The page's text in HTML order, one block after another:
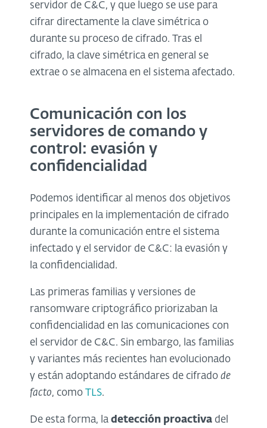
servidor de C&C, y que luego se use para
cifrar directamente la clave simétrica o
durante su proceso de cifrado. Tras el
cifrado, la clave simétrica en general se
extrae o se almacena en el sistema afectado.
Comunicación con los
servidores de comando y
control: evasión y
confidencialidad
Podemos identificar al menos dos objetivos
principales en la implementación de cifrado
durante la comunicación entre el sistema
infectado y el servidor de C&C: la evasión y
la confidencialidad.
Las primeras familias y versiones de
ransomware criptográfico priorizaban la
confidencialidad en las comunicaciones con
el servidor de C&C. Sin embargo, las familias
y variantes más recientes han evolucionado
y están adoptando estándares de cifrado de
facto, como TLS.
De esta forma, la detección proactiva del